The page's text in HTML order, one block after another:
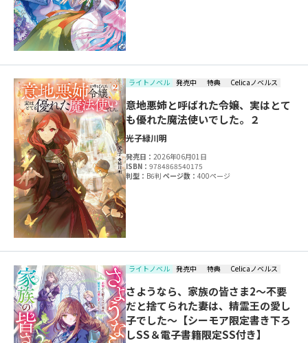
ライトノベル 発売中 特典 Celicaノベルス
意地悪姉と呼ばれた令嬢、実はとて
も優れた魔法使いでした。２
光子緑川明
発売日：2026年06月01日
ISBN：9784868540175
判型： B6判ページ数：400ページ
ライトノベル 発売中 特典 Celicaノベルス
さようなら、家族の皆さま2～不要
だと捨てられた妻は、精霊王の愛し
子でした～【シーモア限定書き下ろ
しSS＆電子書籍限定SS付き】